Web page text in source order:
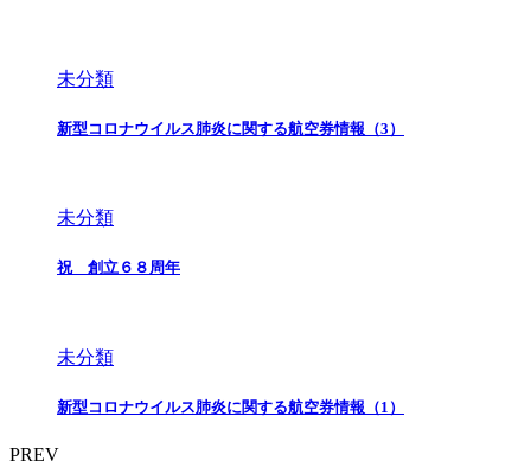
未分類
新型コロナウイルス肺炎に関する航空券情報（3）
未分類
祝 創立６８周年
未分類
新型コロナウイルス肺炎に関する航空券情報（1）
PREV